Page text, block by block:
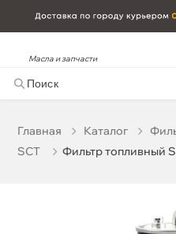
Масла и запчасти
Главная Катало
SCT
Фильтр топливный